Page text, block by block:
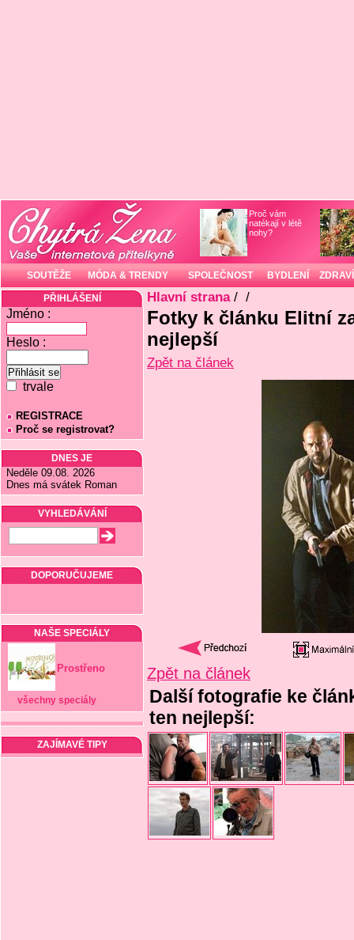
Proč vám
natékají v létě
nohy?
SOUTĚŽE MÓDA & TRENDY SPOLEČNOST BYDLENÍ ZDRAVÍ
PŘIHLÁŠENÍ
Jméno :
Heslo :
trvale
REGISTRACE
Proč se registrovat?
DNES JE
Neděle 09.08. 2026
Dnes má svátek Roman
VYHLEDÁVÁNÍ
DOPORUČUJEME
NAŠE SPECIÁLY
Prostřeno
všechny speciály
ZAJÍMAVÉ TIPY
Hlavní strana/ /
Fotky k článku Elitní
nejlepší
Zpět na článek
Zpět na článek
Další fotografie ke
ten nejlepší: